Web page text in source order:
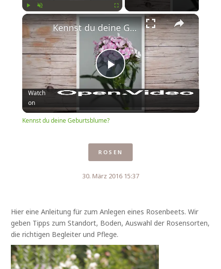
Fullscreen
Play
Video
Kennst du deine Geburtsblume?
Watch
on
Kennst du deine Geburtsblume?
ROSEN
30. März 2016 15:37
Hier eine Anleitung für zum Anlegen eines Rosenbeets. Wir
geben Tipps zum Standort, Boden, Auswahl der Rosensorten,
die richtigen Begleiter und Pflege.